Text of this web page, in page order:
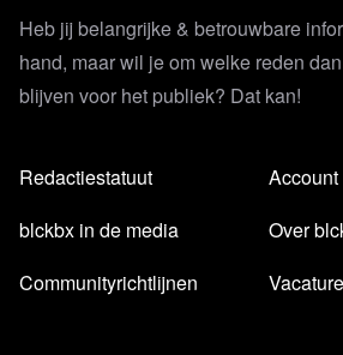
Heb jij belangrijke & betrouwbare
hand, maar wil je om welke reden
blijven voor het publiek? Dat kan!
Redactiestatuut
blckbx in de media
Communityrichtlijnen
Account
Over